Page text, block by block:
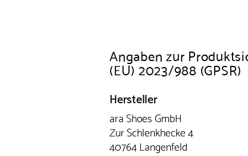
Angaben zur
(EU) 2023/988 (GPSR)
Hersteller
ara Shoes GmbH
Zur Schlenkhecke 4
40764 Langenfeld